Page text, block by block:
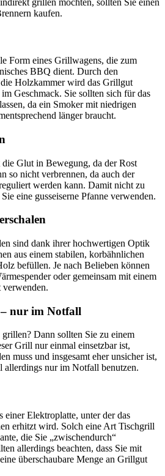
kaufen.
Form eines Grillwagens, die zum
BBQ dient. Durch den
Holzkammer wird das Grillgut
Geschmack. Sie sollten sich für das
da ein Smoker mit niedrigen
länger braucht.
Glut in Bewegung, da der Rost
so nicht verbrennen, da auch der
werden kann. Damit nicht zu
eine gusseiserne Pfanne verwenden.
sind dank ihrer hochwertigen Optik
aus einem stabilen, korbähnlichen
befüllen. Je nach Belieben können
oder gemeinsam mit einem
nur im Notfall
grillen? Dann sollten Sie zu einem
Grill nur einmal einsetzbar ist,
muss und insgesamt eher unsicher ist,
allerdings nur im Notfall benutzen.
einer Elektroplatte, unter der das
erhitzt wird. Solch eine Art Tischgrill
die Sie „zwischendurch“
allerdings beachten, dass Sie mit
überschaubare Menge an Grillgut